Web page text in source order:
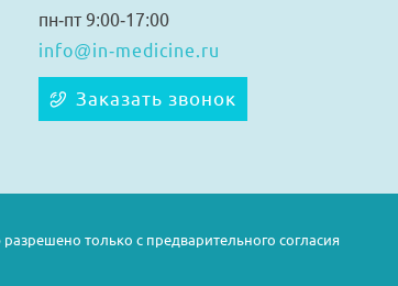
пн-пт 9:00-17:00
info@in-medicine.ru
Заказать звонок
только с предварительного согласия